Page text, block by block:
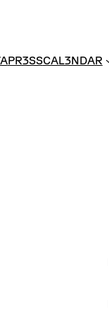
PR3SSCAL3NDAR